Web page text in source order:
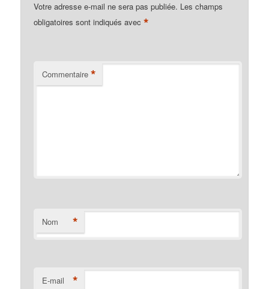
Votre adresse e-mail ne sera pas publiée. Les champs
obligatoires sont indiqués avec*
Commentaire *
Nom *
E-mail *